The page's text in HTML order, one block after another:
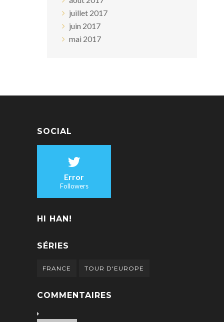
juillet 2017
juin 2017
mai 2017
SOCIAL
Error
Followers
HI HAN!
SÉRIES
FRANCE TOUR D'EUROPE
COMMENTAIRES